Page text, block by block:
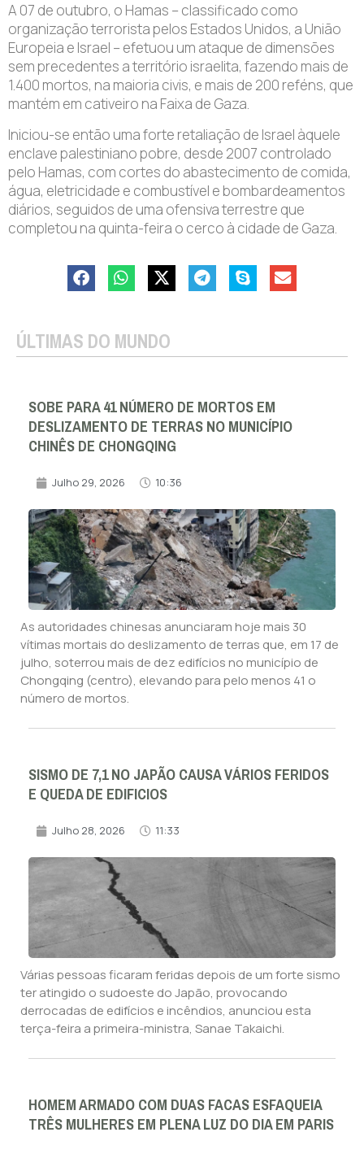
A 07 de outubro, o Hamas – classificado como
organização terrorista pelos Estados Unidos, a União
Europeia e Israel – efetuou um ataque de dimensões
sem precedentes a território israelita, fazendo mais de
1.400 mortos, na maioria civis, e mais de 200 reféns, que
mantém em cativeiro na Faixa de Gaza.
Iniciou-se então uma forte retaliação de Israel àquele
enclave palestiniano pobre, desde 2007 controlado
pelo Hamas, com cortes do abastecimento de comida,
água, eletricidade e combustível e bombardeamentos
diários, seguidos de uma ofensiva terrestre que
completou na quinta-feira o cerco à cidade de Gaza.
ÚLTIMAS DO MUNDO
SOBE PARA 41 NÚMERO DE MORTOS EM
DESLIZAMENTO DE TERRAS NO MUNICÍPIO
CHINÊS DE CHONGQING
Julho 29, 2026 10:36
As autoridades chinesas anunciaram hoje mais 30
vítimas mortais do deslizamento de terras que, em 17 de
julho, soterrou mais de dez edifícios no município de
Chongqing (centro), elevando para pelo menos 41 o
número de mortos.
SISMO DE 7,1 NO JAPÃO CAUSA VÁRIOS FERIDOS
E QUEDA DE EDIFICIOS
Julho 28, 2026 11:33
Várias pessoas ficaram feridas depois de um forte sismo
ter atingido o sudoeste do Japão, provocando
derrocadas de edifícios e incêndios, anunciou esta
terça-feira a primeira-ministra, Sanae Takaichi.
HOMEM ARMADO COM DUAS FACAS ESFAQUEIA
TRÊS MULHERES EM PLENA LUZ DO DIA EM PARIS